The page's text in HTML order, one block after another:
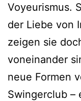
Voyeurismus.
der Liebe von
zeigen sie
voneinander
neue Formen
Swingerclub –